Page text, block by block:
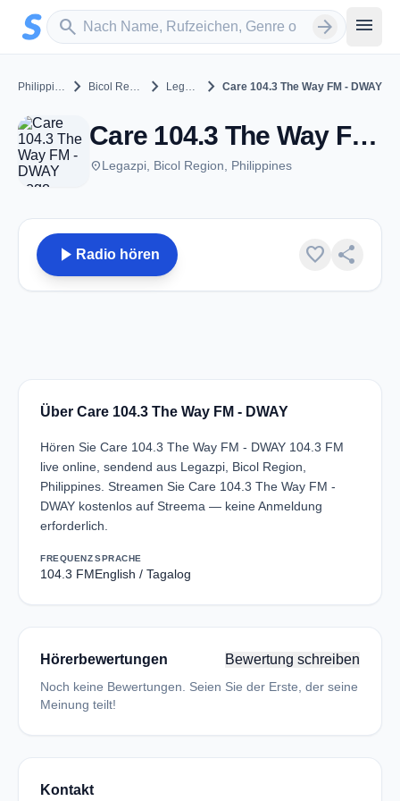
Zum Hauptinhalt springen
search
Sender suchen arrow_forward menu
Philippines chevron_right Bicol Region chevron_right Legazpi chevron_right Care 104.3 The Way FM - DWAY
Care 104.3 The Way FM - DWAY - FM 104.3 - Legazpi
placeLegazpi, Bicol Region, Philippines
play_arrow Radio hören favorite share
Über Care 104.3 The Way FM - DWAY
Hören Sie Care 104.3 The Way FM - DWAY 104.3 FM
live online, sendend aus Legazpi, Bicol Region,
Philippines. Streamen Sie Care 104.3 The Way FM -
DWAY kostenlos auf Streema — keine Anmeldung
erforderlich.
FREQUENZ
104.3 FM
SPRACHE
English / Tagalog
Hörerbewertungen Bewertung schreiben
Noch keine Bewertungen. Seien Sie der Erste, der seine
Meinung teilt!
Kontakt